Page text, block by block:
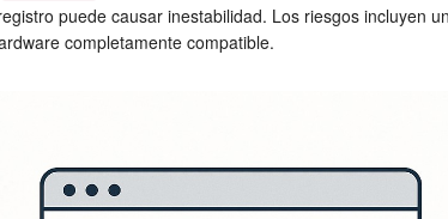
puede causar inestabilidad. Los riesgos incluyen
completamente compatible.